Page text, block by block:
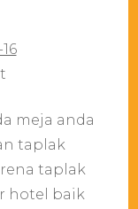
meja anda
taplak
taplak
hotel baik